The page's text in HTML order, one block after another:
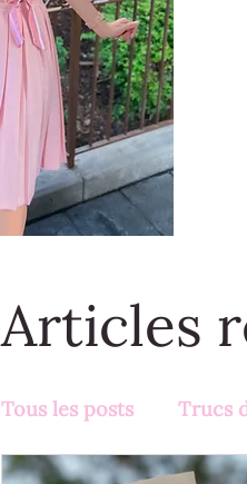
Articles
Tous les posts Trucs